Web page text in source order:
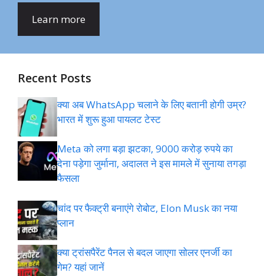
Learn more
Recent Posts
क्या अब WhatsApp चलाने के लिए बतानी होगी उम्र?
भारत में शुरू हुआ पायलट टेस्ट
Meta को लगा बड़ा झटका, 9000 करोड़ रुपये का
देना पड़ेगा जुर्माना, अदालत ने इस मामले में सुनाया तगड़ा
फैसला
चांद पर फैक्ट्री बनाएंगे रोबोट, Elon Musk का नया
प्लान
क्या ट्रांसपैरेंट पैनल से बदल जाएगा सोलर एनर्जी का
गेम? यहां जानें